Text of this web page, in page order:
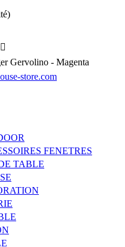

Gervolino - Magenta
store.com
FENETRES
TABLE